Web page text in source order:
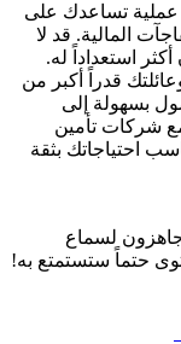
عملية تساعدك على
المالية. قد لا
استعداداً له.
قدراً أكبر من
بسهولة إلى
شركات تأمين
احتياجاتك بثقة
جاهزون لسماع
حتماً ستستمتع به!